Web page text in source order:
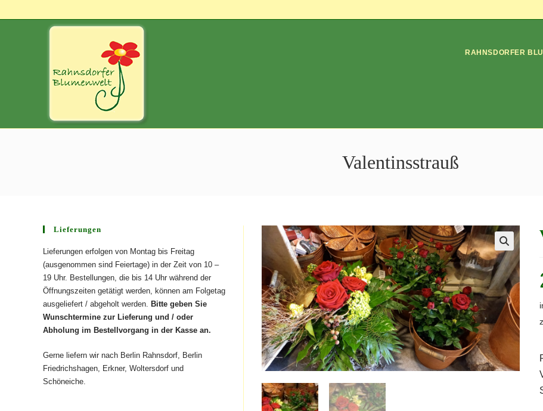
RAHNSDORFER
Valentinsstrauß
Lieferungen
Lieferungen erfolgen von Montag bis Freitag
(ausgenommen sind Feiertage) in der Zeit von 10 –
19 Uhr. Bestellungen, die bis 14 Uhr während der
Öffnungszeiten getätigt werden, können am Folgetag
ausgeliefert / abgeholt werden. Bitte geben Sie
Wunschtermine zur Lieferung und / oder
Abholung im Bestellvorgang in der Kasse an.
Gerne liefern wir nach Berlin Rahnsdorf, Berlin
Friedrichshagen, Erkner, Woltersdorf und
Schöneiche.